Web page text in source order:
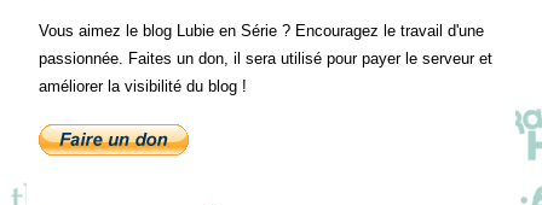
Vous aimez le blog Lubie en Série ? Encouragez le travail d'une
passionnée. Faites un don, il sera utilisé pour payer le serveur et
améliorer la visibilité du blog !